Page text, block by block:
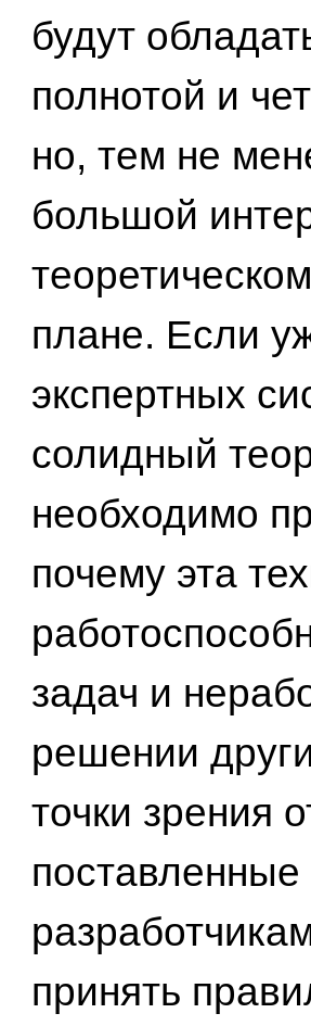
будут
полнотой и
но, тем не
большой
плане. Если
экспертных
солидный
необходимо
почему эта
задач и
решении
точки зрения
принять